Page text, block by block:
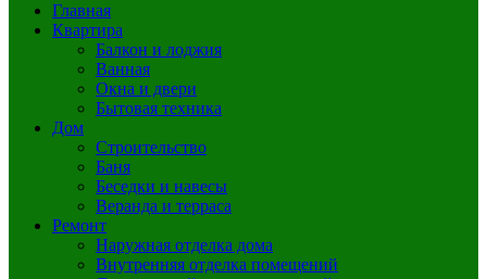
Главная
Квартира
Балкон и лоджия
Ванная
Окна и двери
Бытовая техника
Дом
Строительство
Баня
Беседки и навесы
Веранда и терраса
Ремонт
Наружная отделка дома
Внутренняя отделка помещений